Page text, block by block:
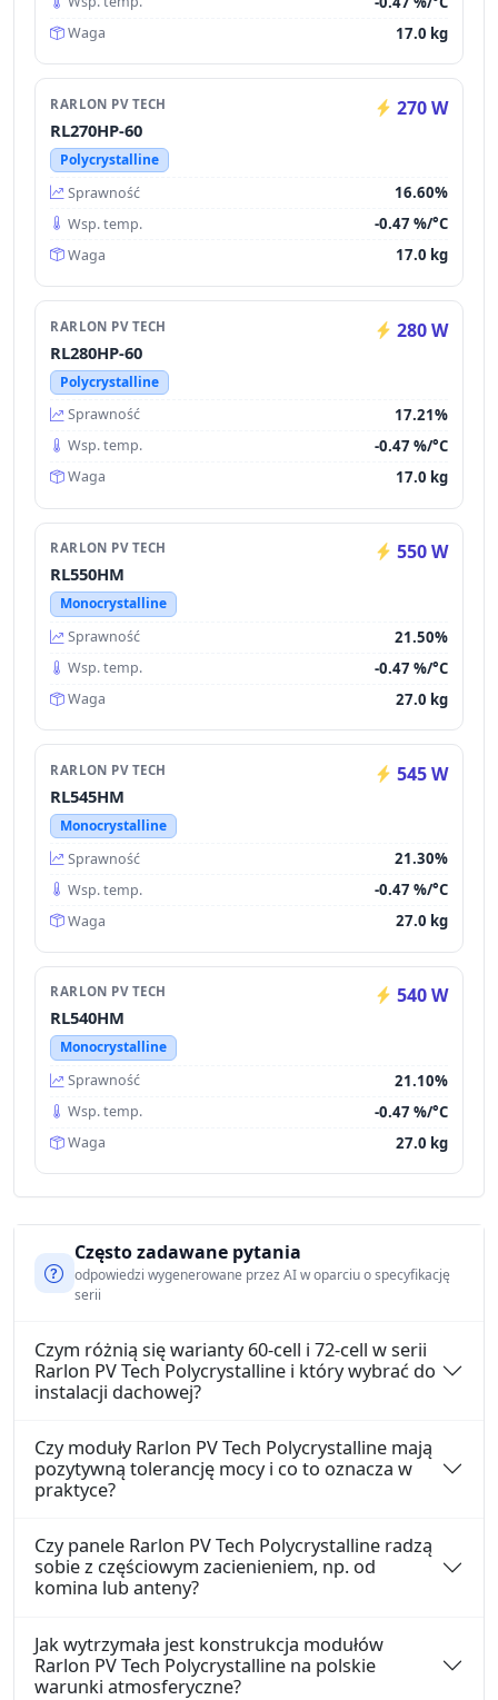
Waga 17.0 kg
RARLON PV TECH 270 W
RL270HP-60
Polycrystalline
Sprawność
16.60%
Wsp. temp. -0.47 %/°C
Waga 17.0 kg
RARLON PV TECH 280 W
RL280HP-60
Polycrystalline
Sprawność
17.21%
Wsp. temp. -0.47 %/°C
Waga 17.0 kg
RARLON PV TECH 550 W
RL550HM
Monocrystalline
Sprawność
21.50%
Wsp. temp. -0.47 %/°C
Waga 27.0 kg
RARLON PV TECH 545 W
RL545HM
Monocrystalline
Sprawność
21.30%
Wsp. temp. -0.47 %/°C
Waga 27.0 kg
RARLON PV TECH 540 W
RL540HM
Monocrystalline
Sprawność
21.10%
Wsp. temp. -0.47 %/°C
Waga 27.0 kg
Często zadawane pytania
odpowiedzi wygenerowane przez AI w oparciu o specyfikację
serii
Czym różnią się warianty 60-cell i 72-cell w serii
Rarlon PV Tech Polycrystalline i który wybrać do
instalacji dachowej?
Czy moduły Rarlon PV Tech Polycrystalline mają
pozytywną tolerancję mocy i co to oznacza w
praktyce?
Czy panele Rarlon PV Tech Polycrystalline radzą
sobie z częściowym zacienieniem, np. od
komina lub anteny?
Jak wytrzymała jest konstrukcja modułów
Rarlon PV Tech Polycrystalline na polskie
warunki atmosferyczne?